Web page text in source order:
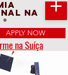
na
®
APPLY NOW
na Suíça